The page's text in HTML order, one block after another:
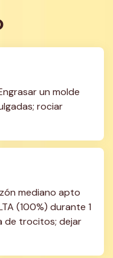
un molde
rociar
mediano apto
(100%) durante 1
de trocitos; dejar